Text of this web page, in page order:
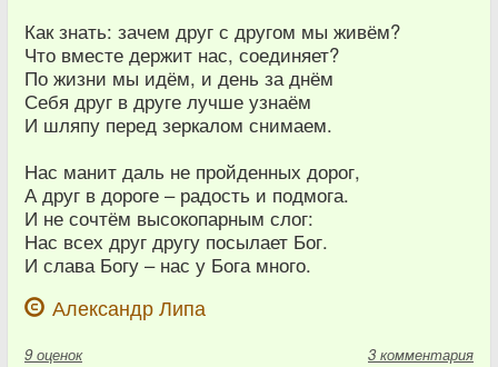
Как знать: зачем друг с другом мы живём?
Что вместе держит нас, соединяет?
По жизни мы идём, и день за днём
Себя друг в друге лучше узнаём
И шляпу перед зеркалом снимаем.
Нас манит даль не пройденных дорог,
А друг в дороге – радость и подмога.
И не сочтём высокопарным слог:
Нас всех друг другу посылает Бог.
И слава Богу – нас у Бога много.
Александр Липа
9 оценок 3 комментария